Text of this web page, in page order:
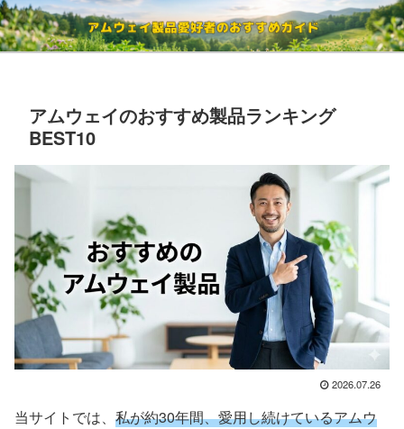
アムウェイのおすすめ製品ランキング
BEST10
2026.07.26
当サイトでは、 私が約30年間、愛用し続けているアムウ